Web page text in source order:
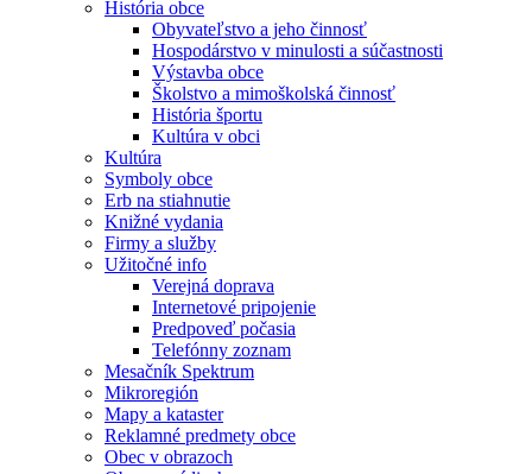
História obce
Obyvateľstvo a jeho činnosť
Hospodárstvo v minulosti a súčastnosti
Výstavba obce
Školstvo a mimoškolská činnosť
História športu
Kultúra v obci
Kultúra
Symboly obce
Erb na stiahnutie
Knižné vydania
Firmy a služby
Užitočné info
Verejná doprava
Internetové pripojenie
Predpoveď počasia
Telefónny zoznam
Mesačník Spektrum
Mikroregión
Mapy a kataster
Reklamné predmety obce
Obec v obrazoch